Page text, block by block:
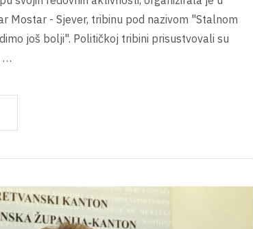
svojih redovnih aktivnosti, organizirala je u
Mostar - Sjever, tribinu pod nazivom "Stalnom
još bolji". Političkoj tribini prisustvovali su
…